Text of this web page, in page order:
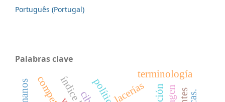
Português (Portugal)
Palabras clave
terminología
lacerías
índice h